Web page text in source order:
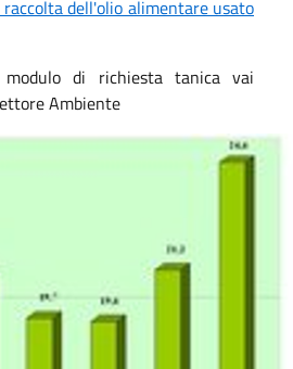
dell'olio alimentare usato
di richiesta tanica vai
Ambiente